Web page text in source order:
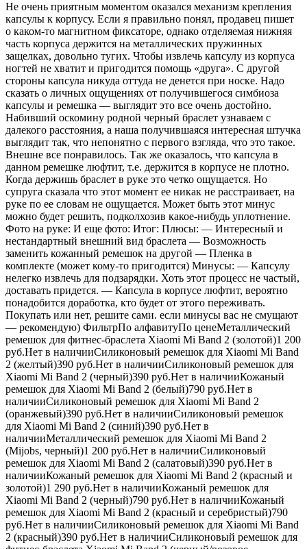
Не очень приятным моментом оказался механизм крепления
капсулы к корпусу. Если я правильно понял, продавец пишет
о каком-то магнитном фиксаторе, однако отделяемая нижняя
часть корпуса держится на металлических пружинных
защелках, довольно тугих. Чтобы извлечь капсулу из корпуса
ногтей не хватит и пригодится помощь «друга». С другой
стороны капсула никуда оттуда не денется при носке. Надо
сказать о личных ощущениях от получившегося симбиоза
капсулы и ремешка — выглядит это все очень достойно.
Набивший оскомину родной черный браслет узнаваем с
далекого расстояния, а наша получившаяся интересная штучка
выглядит так, что непонятно с первого взгляда, что это такое.
Внешне все понравилось. Так же оказалось, что капсула в
данном ремешке люфтит, т.е. держится в корпусе не плотно.
Когда держишь браслет в руке это четко ощущается. Но
супруга сказала что этот момент ее никак не расстраивает, на
руке по ее словам не ощущается. Может быть этот минус
можно будет решить, подколхозив какое-нибудь уплотнение.
Фото на руке: И еще фото: Итог: Плюсы: — Интересный и
нестандартный внешний вид браслета — Возможность
заменить кожанный ремешок на другой — Пленка в
комплекте (может кому-то пригодится) Минусы: — Капсулу
нелегко извлечь для подзарядки. Хоть этот процесс не частый,
доставать придется. — Капсула в корпусе люфтит, вероятно
понадобится доработка, кто будет от этого переживать.
Покупать или нет, решите сами. если минусы вас не смущают
— рекомендую) ФильтрПо алфавитуПо ценеМеталлический
ремешок для фитнес-браслета Xiaomi Mi Band 2 (золотой)1 200
руб.Нет в наличииСиликоновый ремешок для Xiaomi Mi Band
2 (желтый)390 руб.Нет в наличииСиликоновый ремешок для
Xiaomi Mi Band 2 (черный)390 руб.Нет в наличииКожаный
ремешок для Xiaomi Mi Band 2 (белый)790 руб.Нет в
наличииСиликоновый ремешок для Xiaomi Mi Band 2
(оранжевый)390 руб.Нет в наличииСиликоновый ремешок
для Xiaomi Mi Band 2 (синий)390 руб.Нет в
наличииМеталлический ремешок для Xiaomi Mi Band 2
(Mijobs, черный)1 200 руб.Нет в наличииСиликоновый
ремешок для Xiaomi Mi Band 2 (салатовый)390 руб.Нет в
наличииКожаный ремешок для Xiaomi Mi Band 2 (красный и
золотой)1 290 руб.Нет в наличииКожаный ремешок для
Xiaomi Mi Band 2 (черный)790 руб.Нет в наличииКожаный
ремешок для Xiaomi Mi Band 2 (красный и серебристый)790
руб.Нет в наличииСиликоновый ремешок для Xiaomi Mi Band
2 (красный)390 руб.Нет в наличииСиликоновый ремешок для